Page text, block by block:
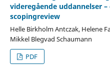
videregående uddannelser –
scopingreview
Helle Birkholm Antczak, Helene
Mikkel Blegvad Schaumann
PDF